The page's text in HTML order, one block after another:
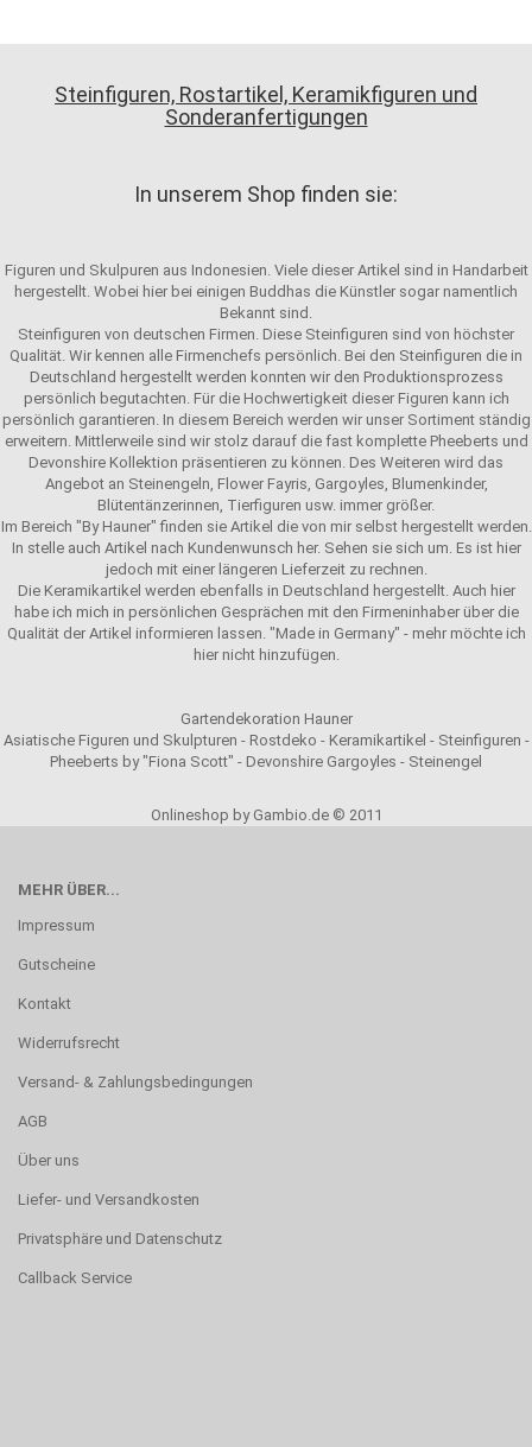
Steinfiguren, Rostartikel, Keramikfiguren und
Sonderanfertigungen
In unserem Shop finden sie:
Figuren und Skulpuren aus Indonesien. Viele dieser Artikel sind in Handarbeit
hergestellt. Wobei hier bei einigen Buddhas die Künstler sogar namentlich
Bekannt sind.
Steinfiguren von deutschen Firmen. Diese Steinfiguren sind von höchster
Qualität. Wir kennen alle Firmenchefs persönlich. Bei den Steinfiguren die in
Deutschland hergestellt werden konnten wir den Produktionsprozess
persönlich begutachten. Für die Hochwertigkeit dieser Figuren kann ich
persönlich garantieren. In diesem Bereich werden wir unser Sortiment ständig
erweitern. Mittlerweile sind wir stolz darauf die fast komplette Pheeberts und
Devonshire Kollektion präsentieren zu können. Des Weiteren wird das
Angebot an Steinengeln, Flower Fayris, Gargoyles, Blumenkinder,
Blütentänzerinnen, Tierfiguren usw. immer größer.
Im Bereich "By Hauner" finden sie Artikel die von mir selbst hergestellt werden.
In stelle auch Artikel nach Kundenwunsch her. Sehen sie sich um. Es ist hier
jedoch mit einer längeren Lieferzeit zu rechnen.
Die Keramikartikel werden ebenfalls in Deutschland hergestellt. Auch hier
habe ich mich in persönlichen Gesprächen mit den Firmeninhaber über die
Qualität der Artikel informieren lassen. "Made in Germany" - mehr möchte ich
hier nicht hinzufügen.
Gartendekoration Hauner
Asiatische Figuren und Skulpturen - Rostdeko - Keramikartikel - Steinfiguren -
Pheeberts by "Fiona Scott" - Devonshire Gargoyles - Steinengel
Onlineshop by Gambio.de © 2011
MEHR ÜBER...
Impressum
Gutscheine
Kontakt
Widerrufsrecht
Versand- & Zahlungsbedingungen
AGB
Über uns
Liefer- und Versandkosten
Privatsphäre und Datenschutz
Callback Service